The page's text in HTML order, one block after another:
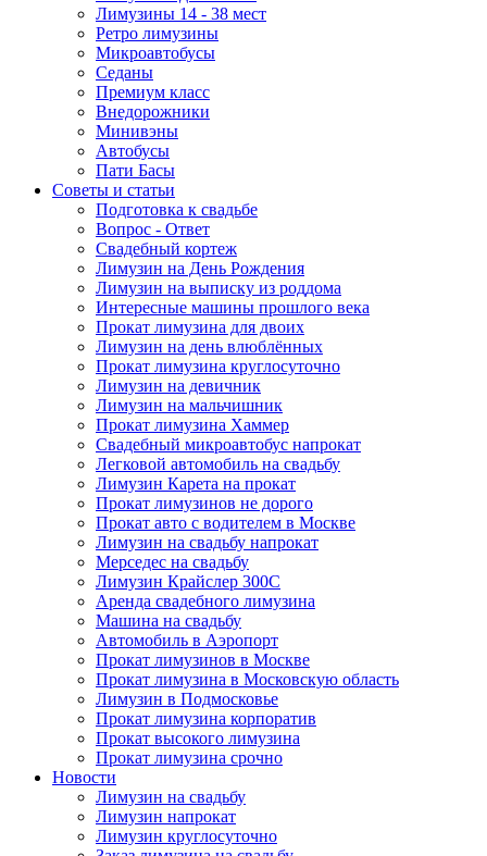
Лимузины 14 - 38 мест
Ретро лимузины
Микроавтобусы
Седаны
Премиум класс
Внедорожники
Минивэны
Автобусы
Пати Басы
Советы и статьи
Подготовка к свадьбе
Вопрос - Ответ
Свадебный кортеж
Лимузин на День Рождения
Лимузин на выписку из роддома
Интересные машины прошлого века
Прокат лимузина для двоих
Лимузин на день влюблённых
Прокат лимузина круглосуточно
Лимузин на девичник
Лимузин на мальчишник
Прокат лимузина Хаммер
Свадебный микроавтобус напрокат
Легковой автомобиль на свадьбу
Лимузин Карета на прокат
Прокат лимузинов не дорого
Прокат авто с водителем в Москве
Лимузин на свадьбу напрокат
Мерседес на свадьбу
Лимузин Крайслер 300С
Аренда свадебного лимузина
Машина на свадьбу
Автомобиль в Аэропорт
Прокат лимузинов в Москве
Прокат лимузина в Московскую область
Лимузин в Подмосковье
Прокат лимузина корпоратив
Прокат высокого лимузина
Прокат лимузина срочно
Новости
Лимузин на свадьбу
Лимузин напрокат
Лимузин круглосуточно